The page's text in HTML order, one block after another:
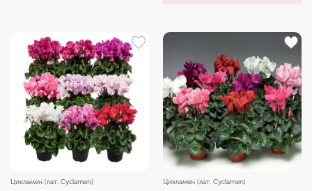
Цикламен (лат. Cyclamen) Цикламен (лат. Cyclamen)